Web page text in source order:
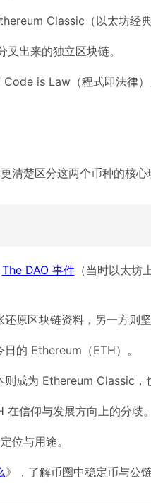
Classic（以太坊经典
出来的独立区块链。
is Law（程式即法律）
更清楚区分这两个币种的核心
The DAO 事件（当时以太坊
原区块链资料，另一方则
的 Ethereum（ETH）。
成为 Ethereum Classic，
信仰与发展方向上的分歧。
位与用途。
》，了解币圈中稳定币与公